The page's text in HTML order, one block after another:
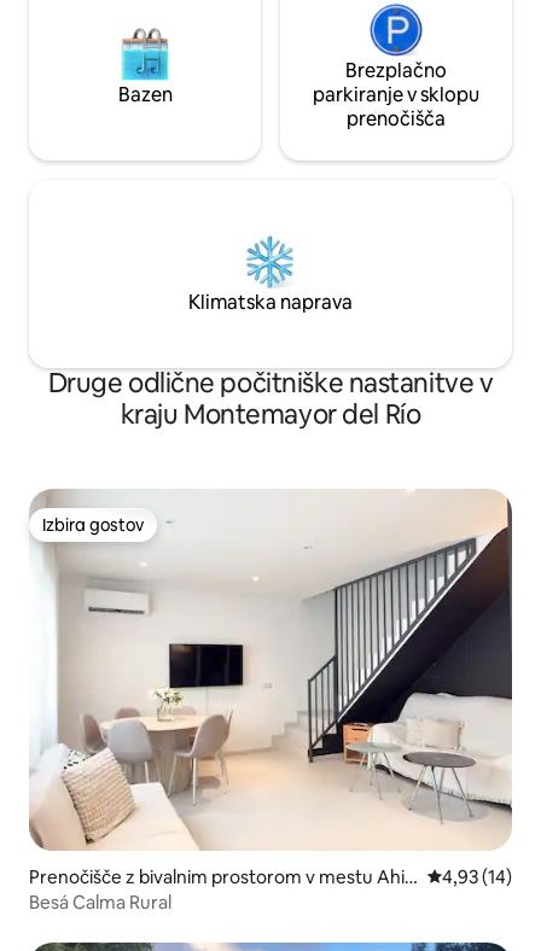
Bazen
Brezplačno
parkiranje v sklopu
prenočišča
Klimatska naprava
Druge odlične počitniške nastanitve v
kraju Montemayor del Río
Izbira gostov
Izbira gostov
Prenočišče z bivalnim prostorom v mestu Ahig
al
Povprečna
4,93 (14)
Besá Calma Rural